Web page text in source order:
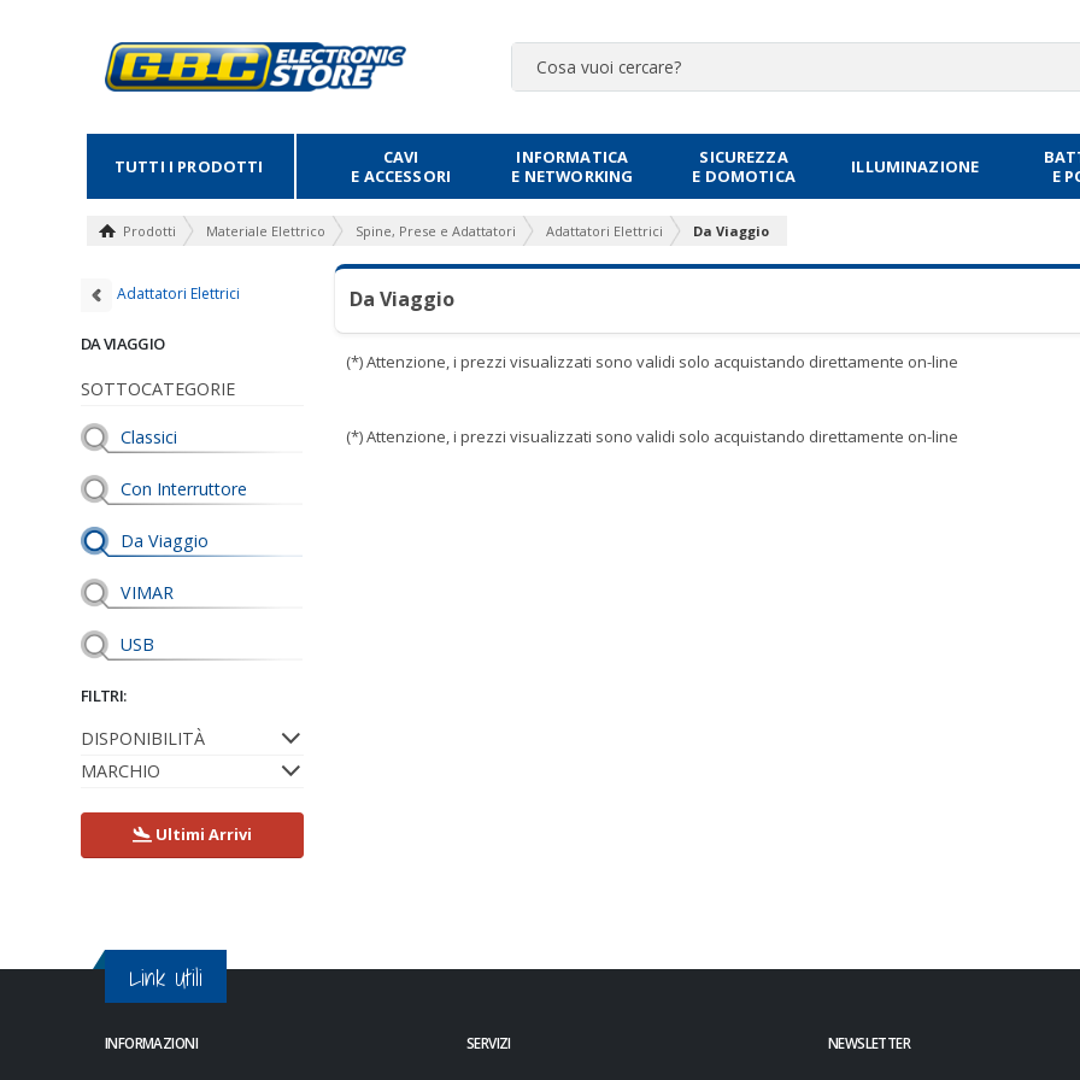
TUTTI I PRODOTTI
CAVI
E ACCESSORI
INFORMATICA
E NETWORKING
SICUREZZA
E DOMOTICA
ILLUMINAZIONE
E
Prodotti Materiale Elettrico Spine, Prese e Adattatori Adattatori Elettrici Da Viaggio
Adattatori Elettrici
DA VIAGGIO
SOTTOCATEGORIE
Classici
Con Interruttore
Da Viaggio
VIMAR
USB
FILTRI:
DISPONIBILITÀ
MARCHIO
Ultimi Arrivi
Da Viaggio
(*) Attenzione, i prezzi visualizzati sono validi solo acquistando direttamente on-line
(*) Attenzione, i prezzi visualizzati sono validi solo acquistando direttamente on-line
Link Utili
INFORMAZIONI SERVIZI NEWSLETTER